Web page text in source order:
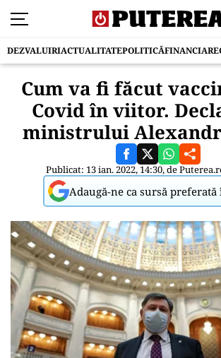
DEZVALUIRIACTUALITATEPOLITICĂFINANCIAR
Cum va fi făcut
Covid în viitor.
ministrului
Publicat: 13 ian. 2022, 14:30, de
Adaugă-ne ca sursă preferată